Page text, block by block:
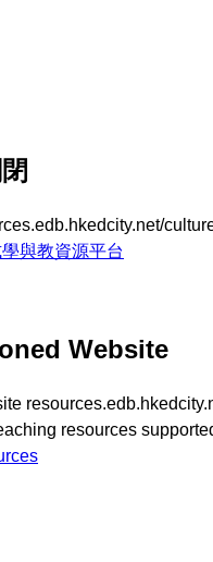
與教資源平台
Website
resources